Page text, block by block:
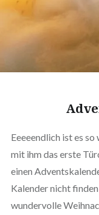
Eeeeendlich ist es
mit ihm das erste
einen
Kalender nicht
wundervolle